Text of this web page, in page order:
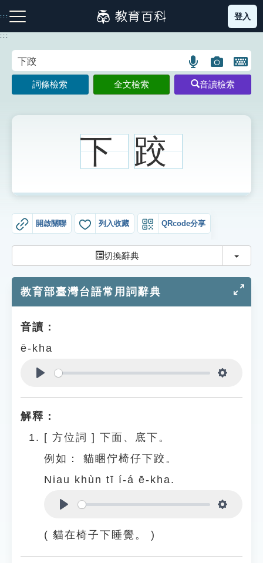
到
主
:::
注音索引圖示 筆畫索引圖示 部首索引表圖示
生字詞彙表
知識索引
遊戲專區
貓頭鷹博士
登入
:::
語
言
搜
圖
片
搜
開
鍵
圖
詞條檢索 全文檢索 音讀檢索
下 跤
開啟關聯 列入收藏 QRcode分享
切換辭典 切換
教育部臺灣台語常用詞辭典
音讀：
ē-kha
解釋：
[ 方位詞 ] 下面、底下。
例如：
貓睏佇椅仔下跤。
Niau khùn tī í-á ē-kha.
( 貓在椅子下睡覺。 )